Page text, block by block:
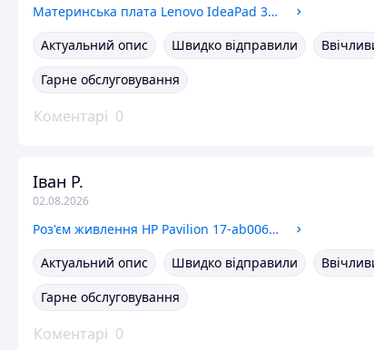
Материнська плата Lenovo IdeaPad 320-17IKB (nm-b24 5b20n95885 / Intel Pentium 4415U / 4GB) Гарантія
Актуальний опис
Швидко відправили
Гарне обслуговування
Коментарі 0
Іван Р.
02.08.2026
Роз'єм живлення HP Pavilion 17-ab006ng
Актуальний опис
Швидко відправили
Гарне обслуговування
Коментарі 0